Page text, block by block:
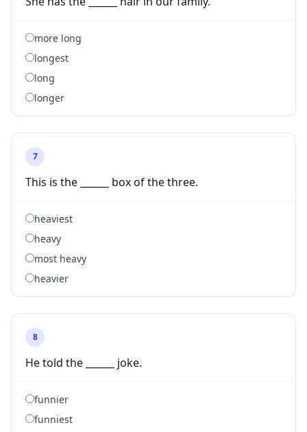
more long
longest
long
longer
7
This is the ______ box of the three.
heaviest
heavy
most heavy
heavier
8
He told the ______ joke.
funnier
funniest